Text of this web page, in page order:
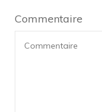
Commentaire